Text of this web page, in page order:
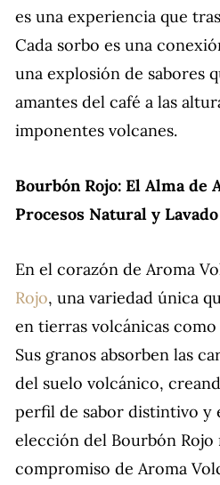
es una experiencia que
Cada sorbo es una
una explosión de sabores
amantes del café a las
imponentes volcanes.
Bourbón Rojo: El Alma de
Procesos Natural y Lavado
En el corazón de Aroma
Rojo, una variedad única
en tierras volcánicas
Sus granos absorben las
del suelo volcánico,
perfil de sabor distintivo y
elección del Bourbón Rojo
compromiso de Aroma